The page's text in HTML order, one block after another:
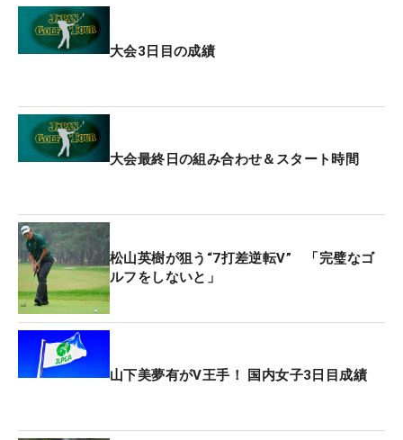
大会3日目の成績
大会最終日の組み合わせ＆スタート時間
松山英樹が狙う“7打差逆転V” 「完璧なゴ
ルフをしないと」
山下美夢有がV王手！ 国内女子3日目成績